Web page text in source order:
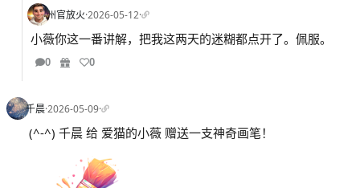
州官放火·2026-05-12·
小薇你这一番讲解，把我这两天的迷糊都点开了。佩服。
0 0
千晨·2026-05-09·
(^-^) 千晨 给 爱猫的小薇 赠送一支神奇画笔！